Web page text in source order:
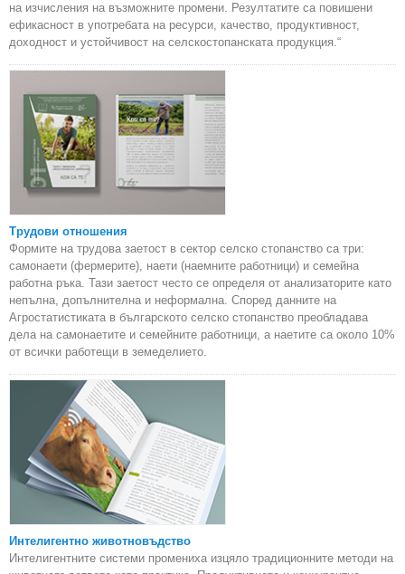
на изчисления на възможните промени. Резултатите са повишени
ефикасност в употребата на ресурси, качество, продуктивност,
доходност и устойчивост на селскостопанската продукция.“
Трудови отношения
Формите на трудова заетост в сектор селско стопанство са три:
самонаети (фермерите), наети (наемните работници) и семейна
работна ръка. Тази заетост често се определя от анализаторите като
непълна, допълнителна и неформална. Според данните на
Агростатистиката в българското селско стопанство преобладава
дела на самонаетите и семейните работници, а наетите са около 10%
от всички работещи в земеделието.
Интелигентно животновъдство
Интелигентните системи промениха изцяло традиционните методи на